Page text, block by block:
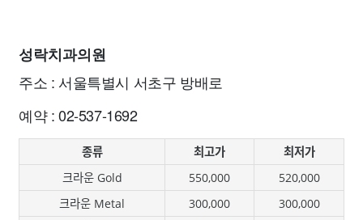
성락치과의원
주소 : 서울특별시 서초구 방배로
예약 : 02-537-1692
종류 최고가
최저가
크라운 Gold
550,000
520,000
크라운 Metal
300,000
300,000